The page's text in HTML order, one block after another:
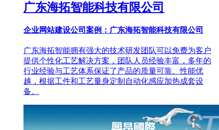
广东海拓智能科技有限公司
企业网站建设公司案例：广东海拓智能科技有限公司
广东海拓智能拥有强大的技术研发团队可以免费为客户
提供个性化工艺解决方案，团队人员经验丰富，多年的
行业经验与工艺体系保证了产品的质量可靠、性能优
越，根据工件和工艺量身定制自动化感应加热成套设
备。